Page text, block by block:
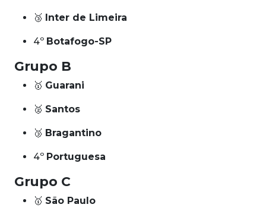
🥉 Inter de Limeira
4º Botafogo-SP
Grupo B
🥇 Guarani
🥈 Santos
🥉 Bragantino
4º Portuguesa
Grupo C
🥇 São Paulo